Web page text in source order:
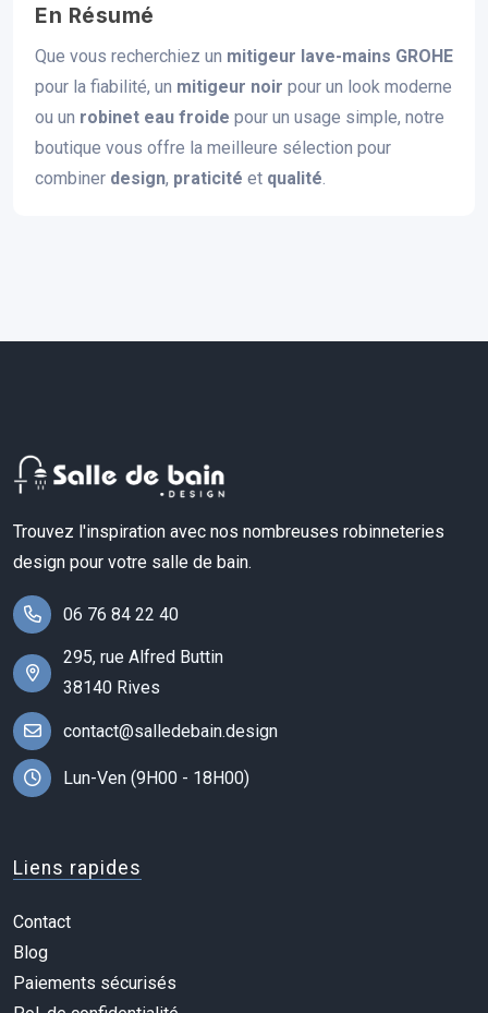
En Résumé
Que vous recherchiez un mitigeur lave-mains GROHE
pour la fiabilité, un mitigeur noir pour un look moderne
ou un robinet eau froide pour un usage simple, notre
boutique vous offre la meilleure sélection pour
combiner design, praticité et qualité
Trouvez l'inspiration avec nos nombreuses robinneteries
design pour votre salle de bain.
06 76 84 22 40
295, rue Alfred Buttin
38140 Rives
contact@salledebain.design
Lun-Ven (9H00 - 18H00)
Liens rapides
Contact
Blog
Paiements sécurisés